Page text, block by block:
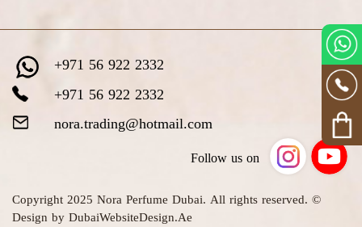
+971 56 922 2332
+971 56 922 2332
nora.trading@hotmail.com
Follow us on
© Copyright 2025 Nora Perfume Dubai. All rights reserved.
Design by DubaiWebsiteDesign.Ae